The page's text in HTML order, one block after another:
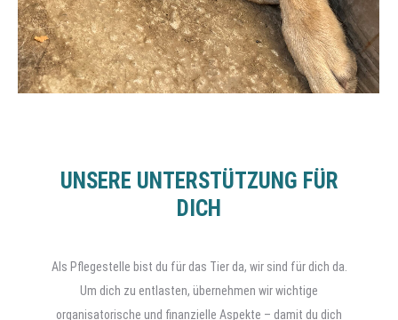
UNSERE UNTERSTÜTZUNG FÜR
DICH
Als Pflegestelle bist du für das Tier da, wir sind für dich da.
Um dich zu entlasten, übernehmen wir wichtige
organisatorische und finanzielle Aspekte – damit du dich